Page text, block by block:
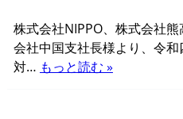
株式会社NIPPO、株式会社
会社中国支社長様より、令
対… もっと読む »